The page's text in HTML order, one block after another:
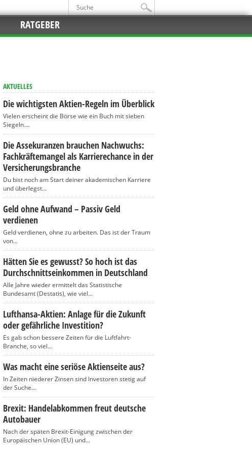
RATGEBER
AKTUELLES
Die wichtigsten Aktien-Regeln im Überblick
Vielen erscheint die Börse wie ein Buch mit sieben
Siegeln....
Die Assekuranzen brauchen Nachwuchs:
Fachkräftemangel als Karrierechance in der
Versicherungsbranche
Du bist noch am Start deiner akademischen Karriere
und überlegst...
Geld ohne Aufwand – Passiv Geld
verdienen
Geld verdienen, ohne zu arbeiten. Das ist der Traum
von...
Hätten Sie es gewusst? So hoch ist das
Durchschnittseinkommen in Deutschland
Alle Jahre wieder ermittelt das Statistische
Bundesamt (Destatis), wie viel...
Lufthansa-Aktien: Anlage für die Zukunft
oder gefährliche Investition?
Es gab schon bessere Zeiten für die Luftfahrt-
Branche, so viel...
Was macht eine seriöse Aktienseite aus?
In Zeiten niederer Zinsen sind Investoren stetig auf
der Suche...
Brexit: Handelabkommen freut deutsche
Autobauer
Nach der späten Brexit-Einigung zwischen der
Europäischen Union (EU) und...